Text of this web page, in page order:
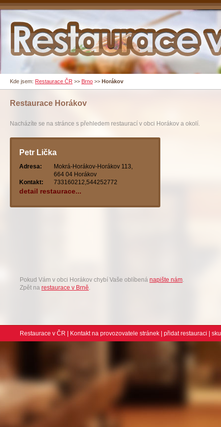
Kde jsem: Restaurace ČR >> Brno >> Horákov
Restaurace Horákov
Nacházíte se na stránce s přehledem restaurací v obci Horákov a okolí.
Petr Lička
Adresa:
Mokrá-Horákov-Horákov 113,
664 04 Horákov
Kontakt:
733160212,544252772
detail restaurace...
Pokud Vám v obci Horákov chybí Vaše oblíbená napište nám.
Zpět na restaurace v Brně.
Restaurace v ČR Kontakt na provozovatele stránek přidat restauraci |